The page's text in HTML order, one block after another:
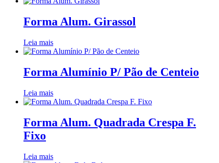
Forma Alum. Girassol
Leia mais
Forma Alumínio P/ Pão de Centeio
Leia mais
Forma Alum. Quadrada Crespa F.
Fixo
Leia mais